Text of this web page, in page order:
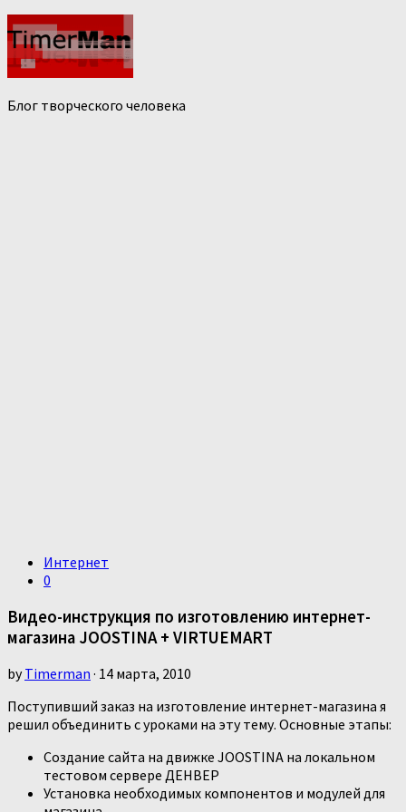
Блог творческого человека
Интернет
0
Видео-инструкция по изготовлению интернет-
магазина JOOSTINA + VIRTUEMART
byTimerman · 14 марта, 2010
Поступивший заказ на изготовление интернет-магазина я
решил объединить с уроками на эту тему. Основные этапы:
Создание сайта на движке JOOSTINA на локальном
тестовом сервере ДЕНВЕР
Установка необходимых компонентов и модулей для